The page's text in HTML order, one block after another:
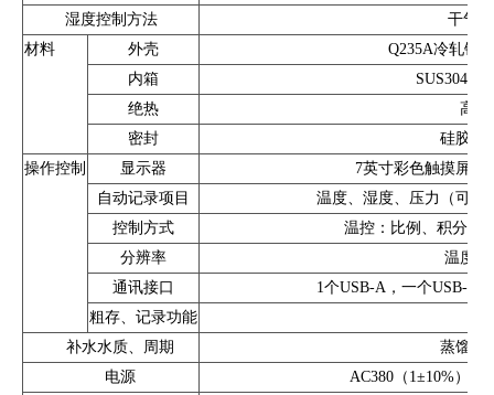
湿度控制方法
干气
材料
外壳
Q235A冷轧钢
内箱
SUS304镜
绝热
高密
密封
硅胶（
操作控制
显示器
7英寸彩色触摸屏，
自动记录项目
温度、湿度、压力（可选
控制方式
温控：比例、积分、
分辨率
温度
通讯接口
1个USB-A，一个USB-B
粗存、记录功能
补水水质、周期
蒸馏水
电源
AC380（1±10%）